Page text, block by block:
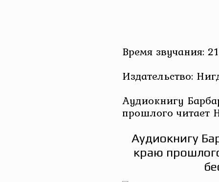
Время звучания:
Издательство:
Аудиокнигу
прошлого читает
Аудиокнигу
краю